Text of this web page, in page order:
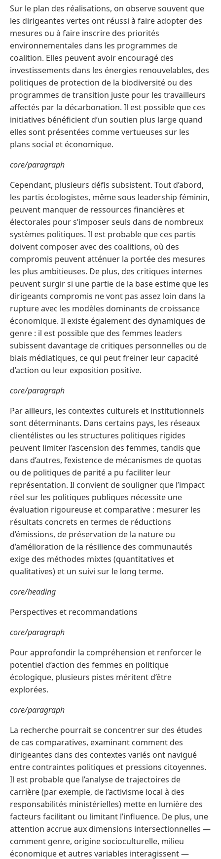
Sur le plan des réalisations, on observe souvent que
les dirigeantes vertes ont réussi à faire adopter des
mesures ou à faire inscrire des priorités
environnementales dans les programmes de
coalition. Elles peuvent avoir encouragé des
investissements dans les énergies renouvelables, des
politiques de protection de la biodiversité ou des
programmes de transition juste pour les travailleurs
affectés par la décarbonation. Il est possible que ces
initiatives bénéficient d’un soutien plus large quand
elles sont présentées comme vertueuses sur les
plans social et économique.
core/paragraph
Cependant, plusieurs défis subsistent. Tout d’abord,
les partis écologistes, même sous leadership féminin,
peuvent manquer de ressources financières et
électorales pour s’imposer seuls dans de nombreux
systèmes politiques. Il est probable que ces partis
doivent composer avec des coalitions, où des
compromis peuvent atténuer la portée des mesures
les plus ambitieuses. De plus, des critiques internes
peuvent surgir si une partie de la base estime que les
dirigeants compromis ne vont pas assez loin dans la
rupture avec les modèles dominants de croissance
économique. Il existe également des dynamiques de
genre : il est possible que des femmes leaders
subissent davantage de critiques personnelles ou de
biais médiatiques, ce qui peut freiner leur capacité
d’action ou leur exposition positive.
core/paragraph
Par ailleurs, les contextes culturels et institutionnels
sont déterminants. Dans certains pays, les réseaux
clientélistes ou les structures politiques rigides
peuvent limiter l’ascension des femmes, tandis que
dans d’autres, l’existence de mécanismes de quotas
ou de politiques de parité a pu faciliter leur
représentation. Il convient de souligner que l’impact
réel sur les politiques publiques nécessite une
évaluation rigoureuse et comparative : mesurer les
résultats concrets en termes de réductions
d’émissions, de préservation de la nature ou
d’amélioration de la résilience des communautés
exige des méthodes mixtes (quantitatives et
qualitatives) et un suivi sur le long terme.
core/heading
Perspectives et recommandations
core/paragraph
Pour approfondir la compréhension et renforcer le
potentiel d’action des femmes en politique
écologique, plusieurs pistes méritent d’être
explorées.
core/paragraph
La recherche pourrait se concentrer sur des études
de cas comparatives, examinant comment des
dirigeantes dans des contextes variés ont navigué
entre contraintes politiques et pressions citoyennes.
Il est probable que l’analyse de trajectoires de
carrière (par exemple, de l’activisme local à des
responsabilités ministérielles) mette en lumière des
facteurs facilitant ou limitant l’influence. De plus, une
attention accrue aux dimensions intersectionnelles —
comment genre, origine socioculturelle, milieu
économique et autres variables interagissent —